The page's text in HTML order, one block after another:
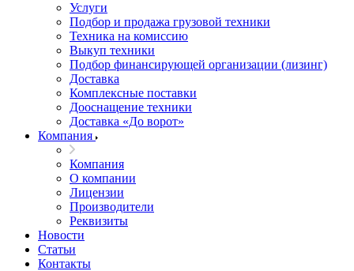
Услуги
Подбор и продажа грузовой техники
Техника на комиссию
Выкуп техники
Подбор финансирующей организации (лизинг)
Доставка
Комплексные поставки
Дооснащение техники
Доставка «До ворот»
Компания
Компания
О компании
Лицензии
Производители
Реквизиты
Новости
Статьи
Контакты